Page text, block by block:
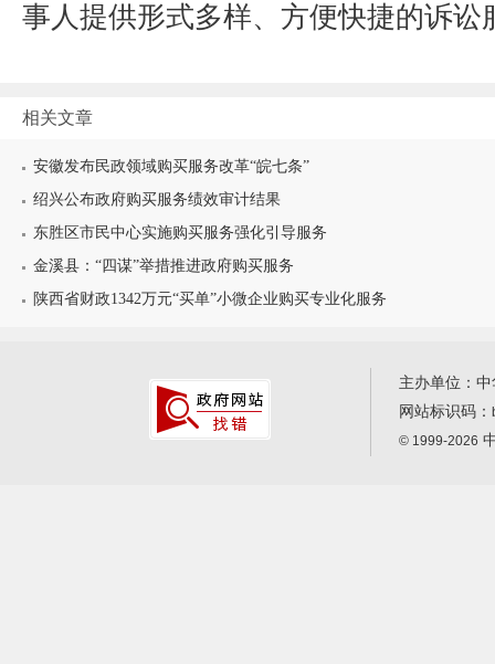
事人提供形式多样、方便快捷的诉讼
相关文章
安徽发布民政领域购买服务改革“皖七条”
绍兴公布政府购买服务绩效审计结果
东胜区市民中心实施购买服务强化引导服务
金溪县：“四谋”举措推进政府购买服务
陕西省财政1342万元“买单”小微企业购买专业化服务
主办单位：
网站标识码：
© 1999-2026